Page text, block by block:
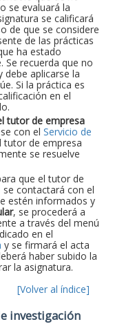
se evaluará la
se calificará
de que se considere
de las prácticas
ha estado
Se recuerda que no
aplicarse la
Si la práctica es
en el
tutor de empresa
con el Servicio de
tutor de empresa
se resuelve
que el tutor de
contactará con el
estén informados y
, se procederá a
a través del menú
en el
y se firmará el acta
haber subido la
la asignatura.
[Volver al índice]
investigación